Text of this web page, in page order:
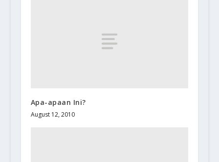
Apa-apaan Ini?
August 12, 2010